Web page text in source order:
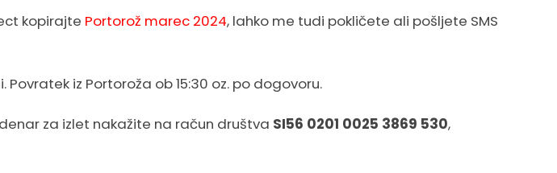
kopirajte Portorož marec 2024, lahko me tudi pokličete ali pošljete SMS
iz Portoroža ob 15:30 oz. po dogovoru.
za izlet nakažite na račun društva SI56 0201 0025 3869 530,